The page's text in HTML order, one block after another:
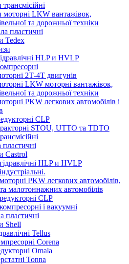
моторні LKW вантажівок,
та дорожньої техніки
пластичні
Tedex
HLP и HVLP
2Т-4Т двигунів
LKW моторні вантажівок,
та дорожньої техніки
PKW легкових автомобілів і
CLP
STOU, UTTO та TDTO
Castrol
HLP и HVLP
PKW легкових автомобілів,
малотоннажних автомобілів
CLP
і вакуумні
пластичні
Shell
Tellus
Corena
Omala
Tonna